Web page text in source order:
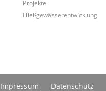
Projekte
Fließgewässerentwicklung
Impressum Datenschutz